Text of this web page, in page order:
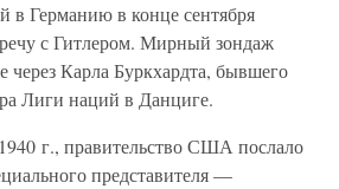
в Германию в конце сентября
с Гитлером. Мирный зондаж
через Карла Буркхардта, бывшего
Лиги наций в Данциге.
г., правительство США послало
представителя —